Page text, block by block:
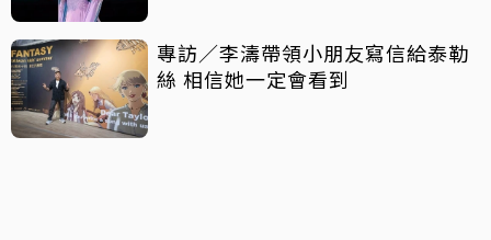
專訪／李濤帶領小朋友寫信給泰勒
絲 相信她一定會看到